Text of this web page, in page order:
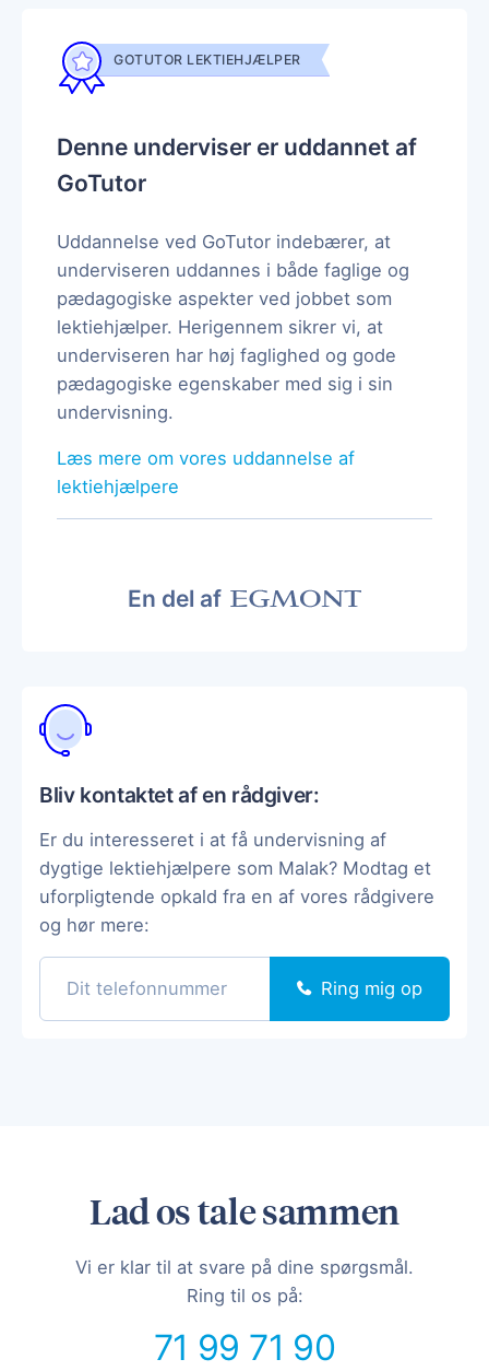
GOTUTOR LEKTIEHJÆLPER
Denne underviser er uddannet af
GoTutor
Uddannelse ved GoTutor indebærer, at
underviseren uddannes i både faglige og
pædagogiske aspekter ved jobbet som
lektiehjælper. Herigennem sikrer vi, at
underviseren har høj faglighed og gode
pædagogiske egenskaber med sig i sin
undervisning.
Læs mere om vores uddannelse af
lektiehjælpere
En del af
Bliv kontaktet af en rådgiver:
Er du interesseret i at få undervisning af
dygtige lektiehjælpere som Malak? Modtag et
uforpligtende opkald fra en af vores rådgivere
og hør mere:
Ring mig op
Lad os tale sammen
Vi er klar til at svare på dine spørgsmål.
Ring til os på:
71 99 71 90